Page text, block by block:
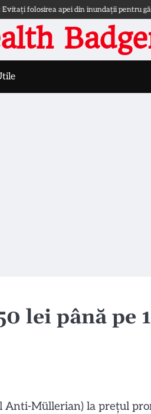
apei din inundații pentru gătit și
lei până pe
Anti-Müllerian) la prețul